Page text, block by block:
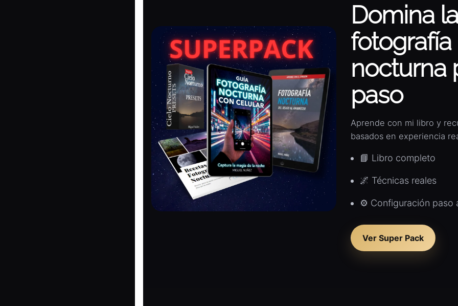
Domina
fotografía
nocturna
paso
Aprende con mi libro y
basados en experiencia
📘 Libro completo
🌌 Técnicas reales
⚙️ Configuración paso
Ver Super Pack